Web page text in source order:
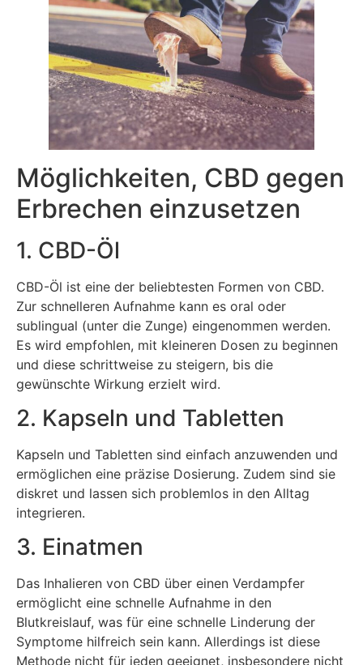
Möglichkeiten, CBD gegen
Erbrechen einzusetzen
1. CBD-Öl
CBD-Öl ist eine der beliebtesten Formen von CBD.
Zur schnelleren Aufnahme kann es oral oder
sublingual (unter die Zunge) eingenommen werden.
Es wird empfohlen, mit kleineren Dosen zu beginnen
und diese schrittweise zu steigern, bis die
gewünschte Wirkung erzielt wird.
2. Kapseln und Tabletten
Kapseln und Tabletten sind einfach anzuwenden und
ermöglichen eine präzise Dosierung. Zudem sind sie
diskret und lassen sich problemlos in den Alltag
integrieren.
3. Einatmen
Das Inhalieren von CBD über einen Verdampfer
ermöglicht eine schnelle Aufnahme in den
Blutkreislauf, was für eine schnelle Linderung der
Symptome hilfreich sein kann. Allerdings ist diese
Methode nicht für jeden geeignet, insbesondere nicht